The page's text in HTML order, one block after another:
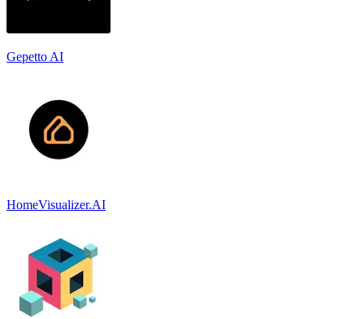
Gepetto AI
HomeVisualizer.AI